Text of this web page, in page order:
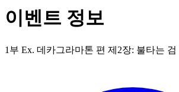
이벤트 정보
1부 Ex. 데카그라마톤 편 제2장: 불타는 검